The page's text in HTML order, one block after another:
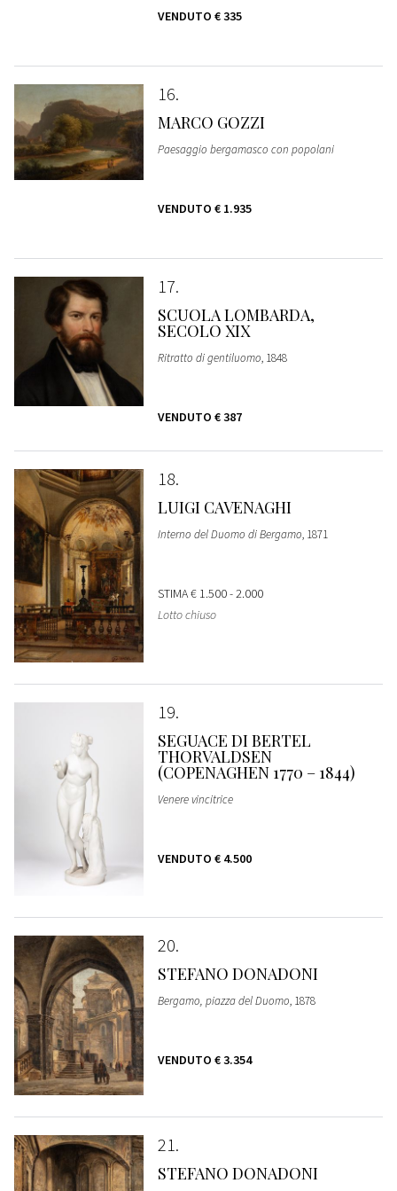
VENDUTO € 335
16
MARCO GOZZI
Paesaggio bergamasco con popolani
VENDUTO € 1.935
17
SCUOLA LOMBARDA,
SECOLO XIX
Ritratto di gentiluomo, 1848
VENDUTO € 387
18
LUIGI CAVENAGHI
Interno del Duomo di Bergamo, 1871
STIMA€ 1.500 - 2.000
Lotto chiuso
19
SEGUACE DI BERTEL
THORVALDSEN
(COPENAGHEN 1770 – 1844)
Venere vincitrice
VENDUTO € 4.500
20
STEFANO DONADONI
Bergamo, piazza del Duomo, 1878
VENDUTO € 3.354
21
STEFANO DONADONI